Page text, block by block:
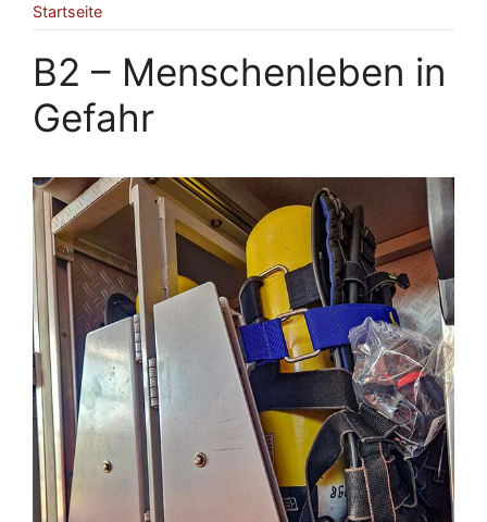
Startseite
B2 – Menschenleben in
Gefahr